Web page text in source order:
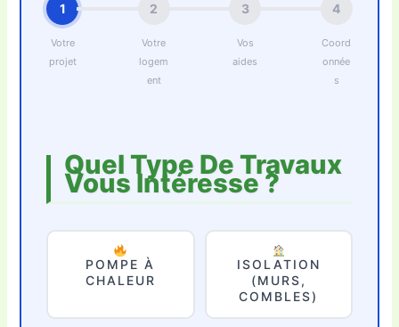
1 2 3 4
Votre
projet
Votre
logem
ent
Vos
aides
Coord
onnée
s
Quel Type De Travaux
Vous Intéresse ?
POMPE À
CHALEUR
ISOLATION
(MURS,
COMBLES)